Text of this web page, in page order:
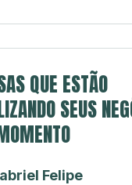
QUE ESTÃO
SEUS
açaí e